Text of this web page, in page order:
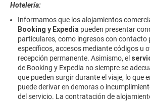
Hotelería:
Informamos que los alojamientos
Booking y Expedia pueden presentar
particulares, como ingresos con contacto
específicos, accesos mediante códigos u
recepción permanente. Asimismo, el
de Booking y Expedia no siempre se
que pueden surgir durante el viaje, lo que
puede derivar en demoras o
del servicio. La contratación de